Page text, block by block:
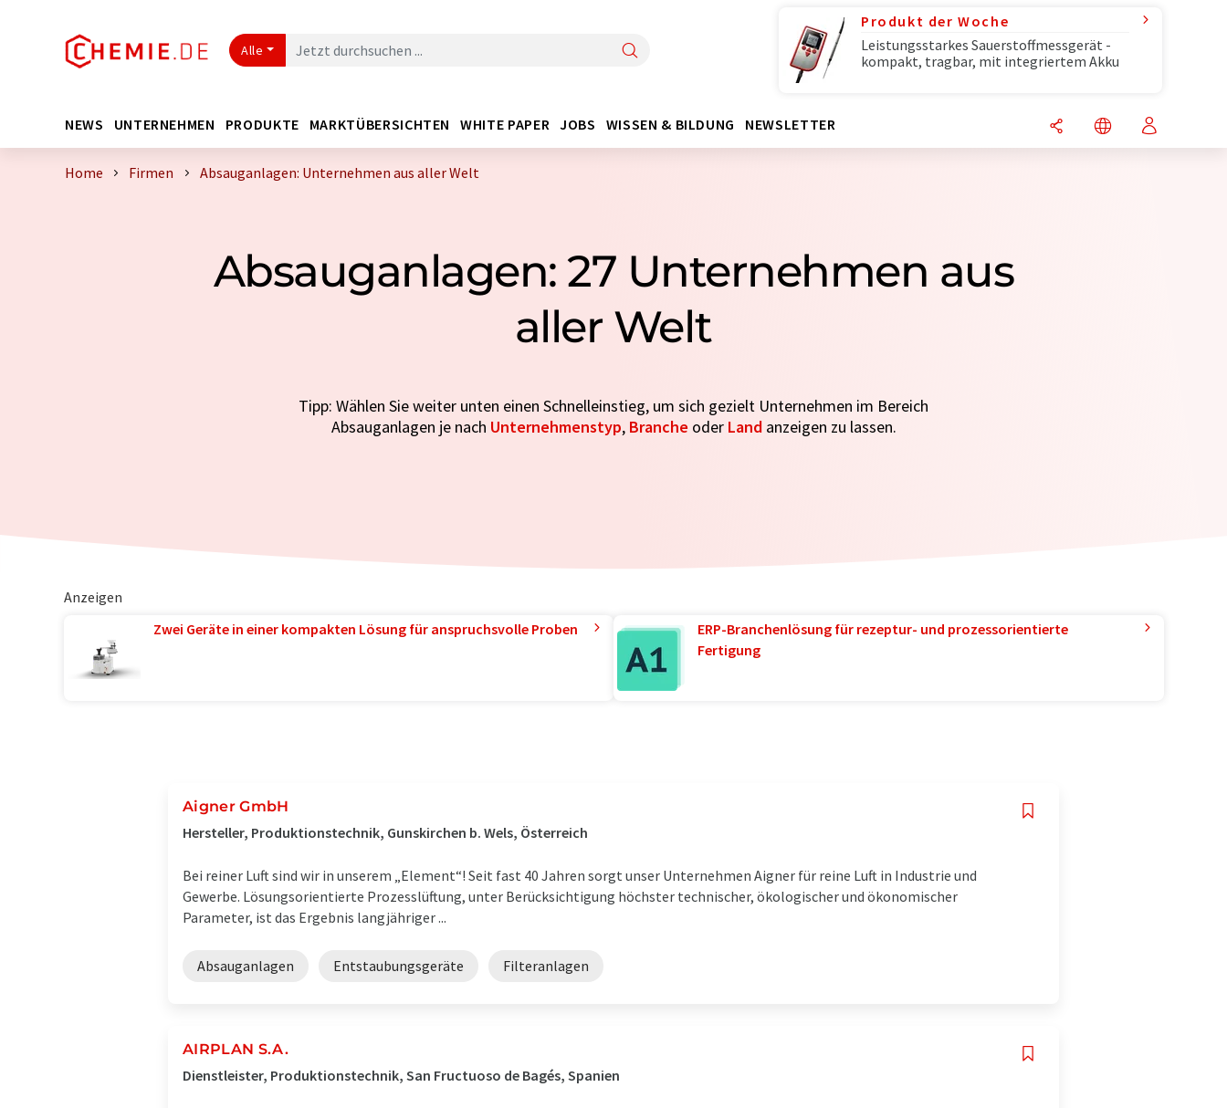
Alle
Produkt der Woche
Leistungsstarkes Sauerstoffmessgerät -
kompakt, tragbar, mit integriertem Akku
NEWS UNTERNEHMEN PRODUKTE MARKTÜBERSICHTEN WHITE PAPER JOBS WISSEN & BILDUNG NEWSLETTER
Home Firmen Absauganlagen: Unternehmen aus aller Welt
Absauganlagen: 27 Unternehmen aus
aller Welt
Tipp: Wählen Sie weiter unten einen Schnelleinstieg, um sich gezielt Unternehmen im Bereich
Absauganlagen je nach Unternehmenstyp, Branche oder Landanzeigen zu lassen.
Anzeigen
Zwei Geräte in einer kompakten Lösung für anspruchsvolle Proben
ERP-Branchenlösung für rezeptur- und prozessorientierte
Fertigung
Aigner GmbH
Hersteller, Produktionstechnik, Gunskirchen b. Wels, Österreich
Bei reiner Luft sind wir in unserem „Element“! Seit fast 40 Jahren sorgt unser Unternehmen Aigner für reine Luft in Industrie und
Gewerbe. Lösungsorientierte Prozesslüftung, unter Berücksichtigung höchster technischer, ökologischer und ökonomischer
Parameter, ist das Ergebnis langjähriger ...
Absauganlagen Entstaubungsgeräte Filteranlagen
AIRPLAN S.A.
Dienstleister, Produktionstechnik, San Fructuoso de Bagés, Spanien